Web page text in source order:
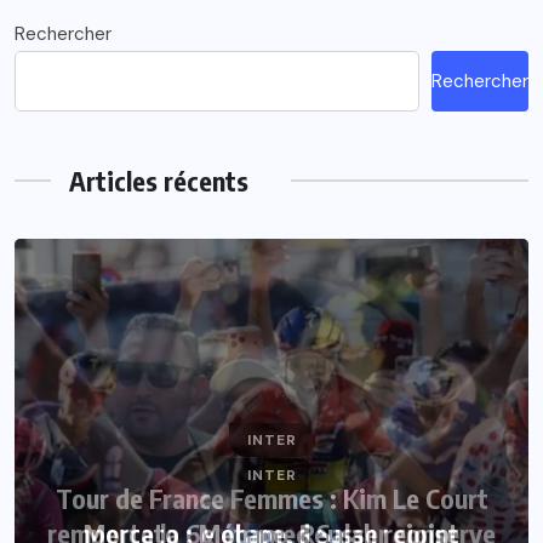
Rechercher
Rechercher
Articles récents
INTER
Tour de France Femmes : Kim Le Court
remporte la 6e étape, Reusser conserve
INTER
Mercato : Mohamed Salah rejoint